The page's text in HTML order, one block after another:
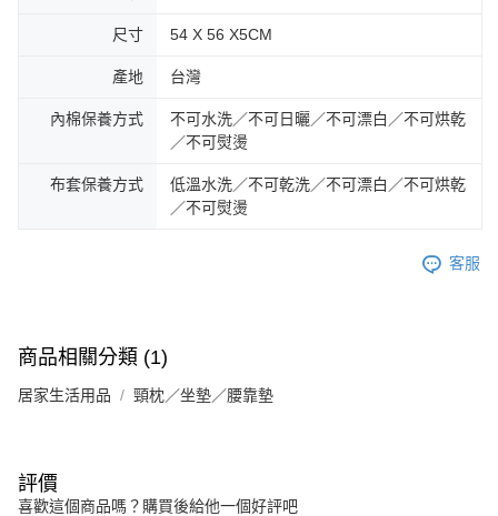
尺寸 54 X 56 X5CM
產地 台灣
內棉保養方式
不可水洗／不可日曬／不可漂白／不可烘乾
／不可熨燙
布套保養方式
低溫水洗／不可乾洗／不可漂白／不可烘乾
／不可熨燙
客服
商品相關分類 (1)
居家生活用品 頸枕／坐墊／腰靠墊
評價
喜歡這個商品嗎？購買後給他一個好評吧